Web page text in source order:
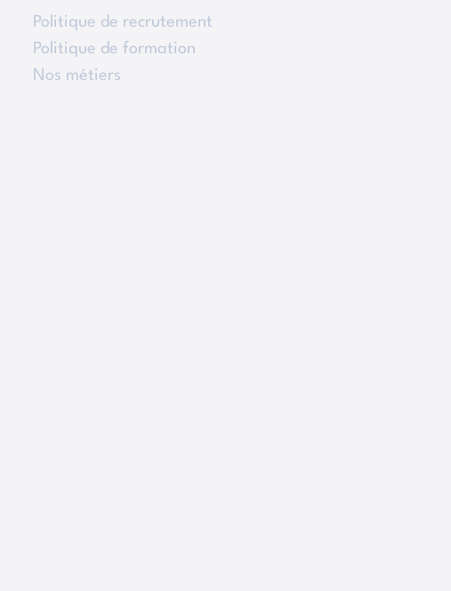
Politique de recrutement
Politique de formation
Nos métiers